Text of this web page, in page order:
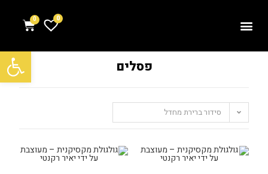
פתח סרגל נגישות
0
פסלים
סידור ברירת מחדל